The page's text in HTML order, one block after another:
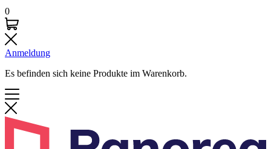
0
Anmeldung
Es befinden sich keine Produkte im Warenkorb.